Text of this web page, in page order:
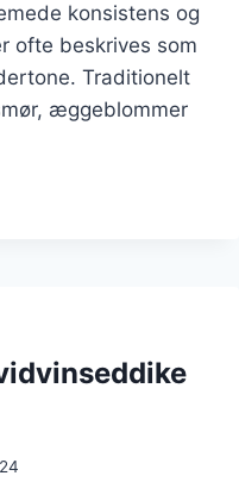
konsistens og
ofte beskrives som
Traditionelt
æggeblommer